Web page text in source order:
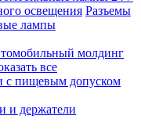
освещения Разъемы
лампы
молдинг
все
с пищевым допуском
и держатели